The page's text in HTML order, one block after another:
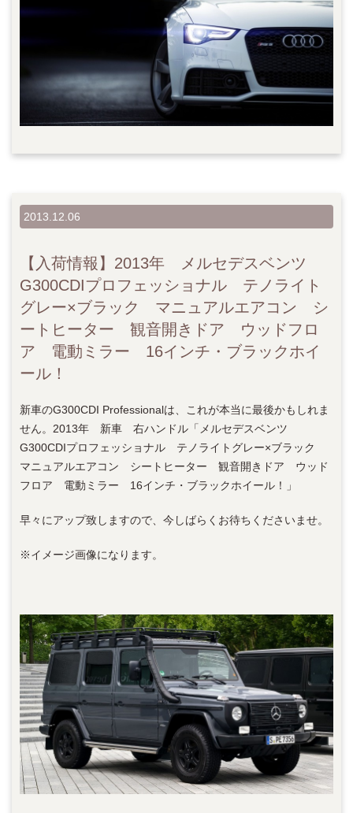
2013.12.06
【入荷情報】2013年 メルセデスベンツ
G300CDIプロフェッショナル テノライト
グレー×ブラック マニュアルエアコン シ
ートヒーター 観音開きドア ウッドフロ
ア 電動ミラー 16インチ・ブラックホイ
ール！
新車のG300CDI Professionalは、これが本当に最後かもしれま
せん。2013年 新車 右ハンドル「メルセデスベンツ
G300CDIプロフェッショナル テノライトグレー×ブラック
マニュアルエアコン シートヒーター 観音開きドア ウッド
フロア 電動ミラー 16インチ・ブラックホイール！」
早々にアップ致しますので、今しばらくお待ちくださいませ。
※イメージ画像になります。